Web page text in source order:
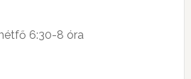
6:30-8 óra